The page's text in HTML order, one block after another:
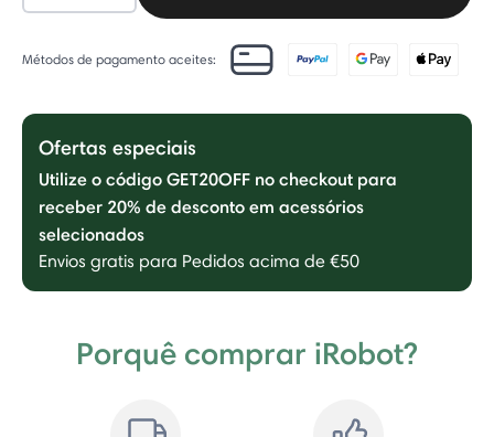
Métodos de pagamento aceites:
Ofertas especiais
Utilize o código GET20OFF no checkout para
receber 20% de desconto em acessórios
selecionados
Envios gratis para Pedidos acima de €50
Porquê comprar iRobot?